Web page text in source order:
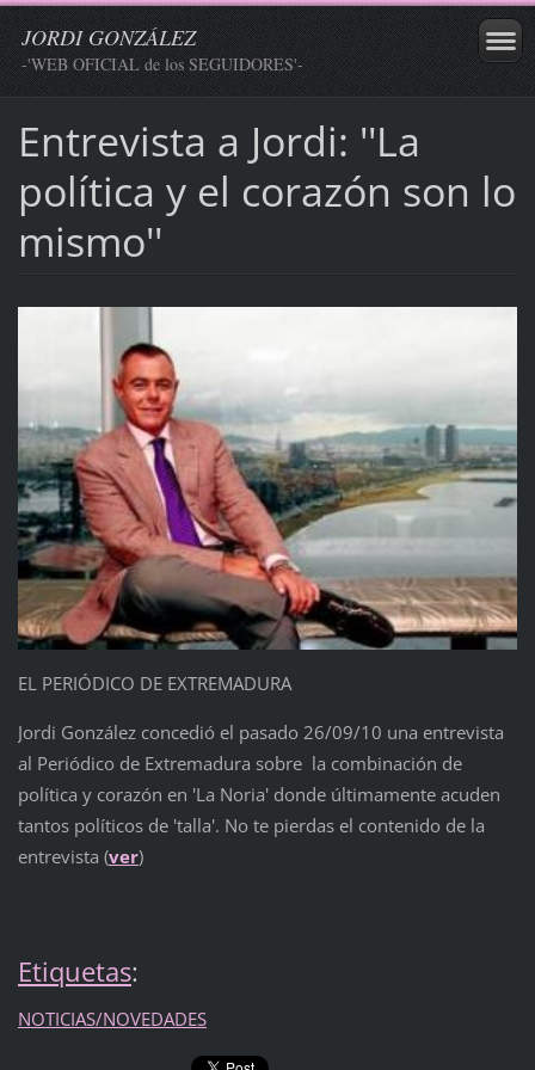
JORDI GONZÁLEZ
-'WEB OFICIAL de los SEGUIDORES'-
Entrevista a Jordi: ''La
política y el corazón son lo
mismo''
EL PERIÓDICO DE EXTREMADURA
Jordi González concedió el pasado 26/09/10 una entrevista
al Periódico de Extremadura sobre la combinación de
política y corazón en 'La Noria' donde últimamente acuden
tantos políticos de 'talla'. No te pierdas el contenido de la
entrevista (ver)
Etiquetas:
NOTICIAS/NOVEDADES